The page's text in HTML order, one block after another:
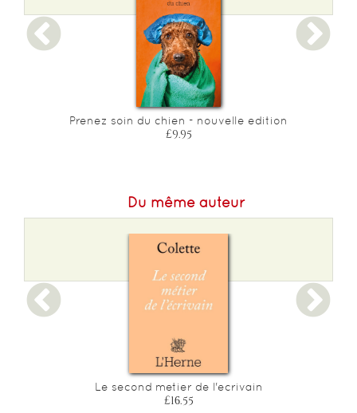
Prenez soin du chien - nouvelle edition
£9.95
Du même auteur
Le second metier de l'ecrivain
£16.55